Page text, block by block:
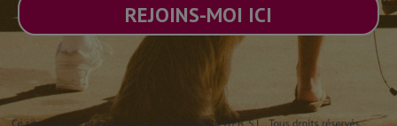
REJOINS-MOI ICI